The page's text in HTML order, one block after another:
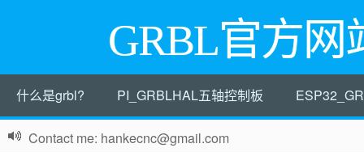
GRBL官方网
什么是grbl? PI_GRBLHAL五轴控制板
Contact me: hankecnc@gmail.com